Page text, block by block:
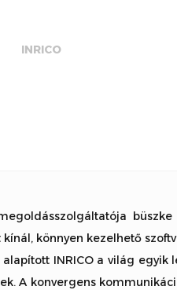
INRICO
könnyen kezelhető
INRICO a világ egyik
A konvergens